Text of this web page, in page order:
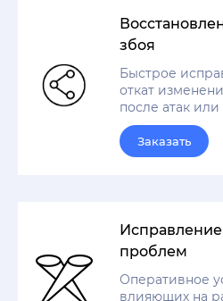
збоя
Быстрое
откат
после атак или
Заказать
проблем
Оперативное
влияющих на